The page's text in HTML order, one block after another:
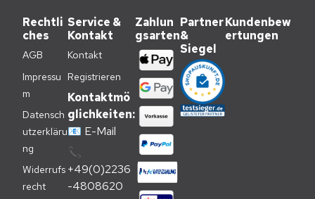
Rechtli
ches
AGB
Impressu
m
Datensch
utzerkläru
ng
Widerrufs
recht
Service &
Kontakt
Kontakt
Registrieren
Kontaktmö
glichkeiten:
📧 E-Mail
📞
+49(0)2236
-4808620
Zahlun
gsarten
Partner
&
Siegel
Kundenbew
ertungen